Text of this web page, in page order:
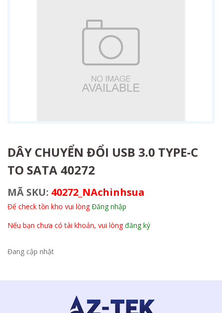
DÂY CHUYỂN ĐỔI USB 3.0 TYPE-C
TO SATA 40272
MÃ SKU: 40272_NAchinhsua
Để check tồn kho vui lòngĐăng nhập
Nếu bạn chưa có tài khoản, vui lòngđăng ký
Đang cập nhật